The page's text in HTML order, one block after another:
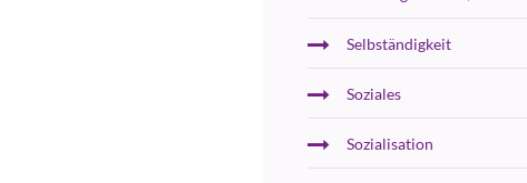
Selbständigkeit
Soziales
Sozialisation